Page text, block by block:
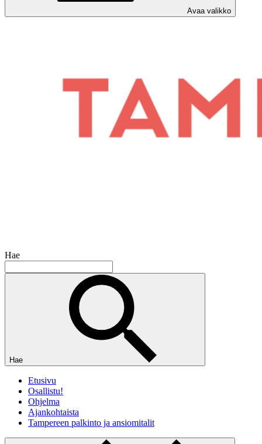
Avaa valikko
Hae
Hae
Etusivu
Osallistu!
Ohjelma
Ajankohtaista
Tampereen palkinto ja ansiomitalit